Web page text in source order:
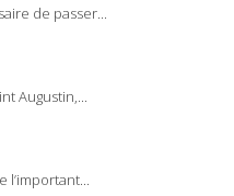
de passer...
Augustin,...
l’important...